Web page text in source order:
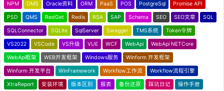
NPM OMS Oracle资料 ORM PaaS POS PostgreSql Promise API
PSD QMS RedGet Redis RSA SAP Schema SEO SEO文章 SQL
SQLConnector SQLite SqlServer Swagger TMS系统 Token令牌
VS2022 VSCode VS升级 VUE WCF WebApi WebApi NETCore
WebApi框架 WEB开发框架 Windows服务 Winform 开发框架
Winform 开发平台 WinFramework Workflow工作流 Workflow流程引擎
XtraReport 安装环境 版本区别 报表 备份还原 踩坑日记 操作手册